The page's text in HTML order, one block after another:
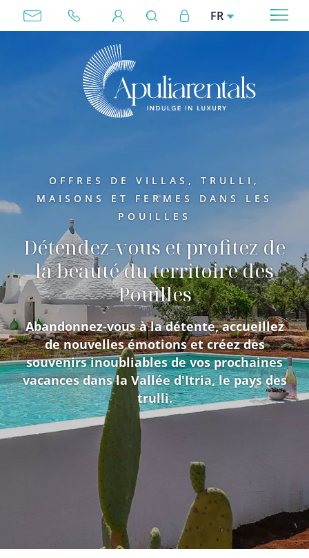
Aller au contenu principal User account menu
FR
OFFRES DE VILLAS, TRULLI,
MAISONS ET FERMES DANS LES
POUILLES
Détendez-vous et profitez de
la beauté du territoire des
Pouilles
Abandonnez-vous à la détente, accueillez
de nouvelles émotions et créez des
souvenirs inoubliables de vos prochaines
vacances dans la Vallée d'Itria, le pays des
trulli.